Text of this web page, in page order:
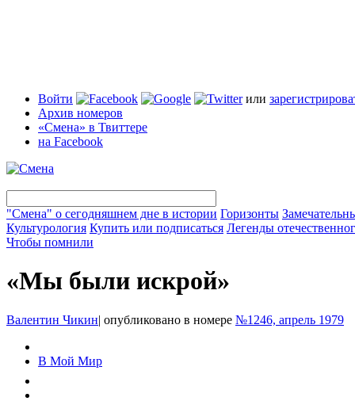
Войти или
Архив номеров
«Смена» в Твиттере
на Facebook
"Смена" о сегодняшнем дне в истории Горизонты
Культурология Купить или подписаться Легенды
Чтобы помнили
«Мы были искрой»
Валентин Чикин| опубликовано в номере №1246, апрель 1979
В Мой Мир